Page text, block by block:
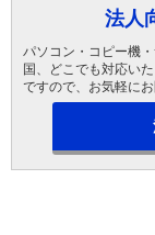
法人
パソコン・コピー機
国、どこでも対応い
ですので、お気軽に